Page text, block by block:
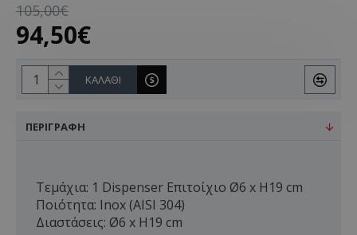
94,50€
105,00€
ΚΑΛΆΘΙ
ΠΕΡΙΓΡΑΦΉ
Τεμάχια: 1 Dispenser Επιτοίχιο Ø6 x H19 cm
Ποιότητα: Inox (AISI 304)
Διαστάσεις: Ø6 x H19 cm